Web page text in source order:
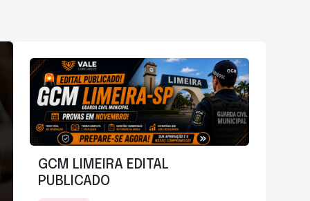
GCM LIMEIRA EDITAL
PUBLICADO